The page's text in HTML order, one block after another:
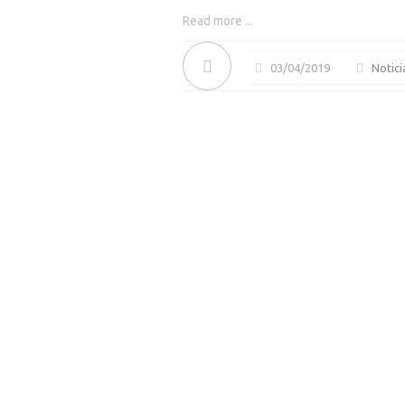
Read more ...
03/04/2019